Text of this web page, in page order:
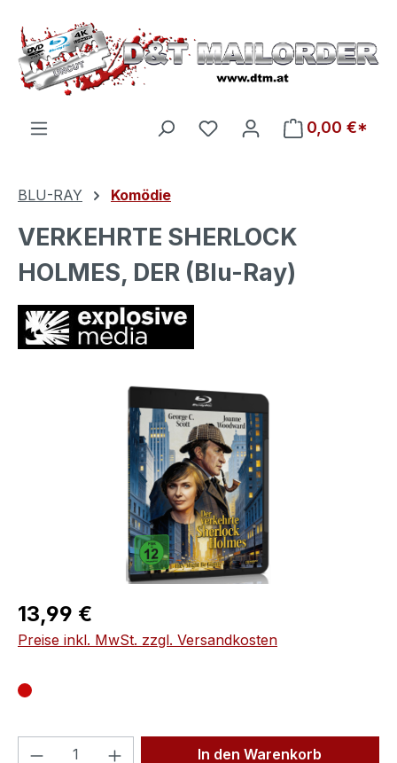
Zum Hauptinhalt springen
Du hast 0 Produkte auf
0,00 €*
BLU-RAY Komödie
VERKEHRTE SHERLOCK
HOLMES, DER (Blu-Ray)
Bildergalerie überspringen
Regulärer Preis:
13,99 €
Preise inkl. MwSt. zzgl. Versandkosten
Produkt Anzahl: Gib denIn den Warenkorb